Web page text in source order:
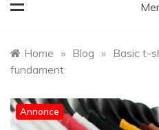
Home » Blog » Basic t-
fundament
Annonce